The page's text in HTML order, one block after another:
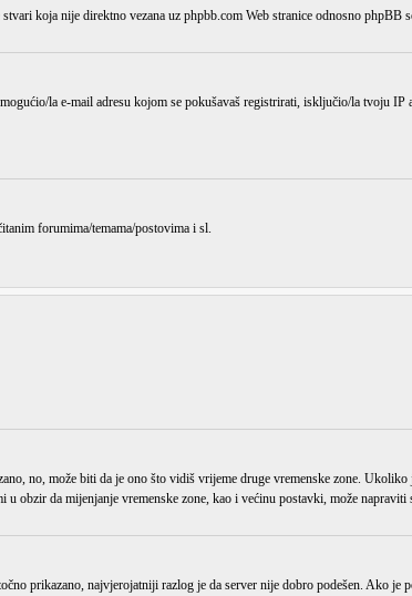
koja nije direktno vezana uz phpbb.com Web stranice odnosno phpBB
la e-mail adresu kojom se pokušavaš registrirati, isključio/la tvoju
forumima/temama/postovima i sl.
no, može biti da je ono što vidiš vrijeme druge vremenske zone. Ukoliko
obzir da mijenjanje vremenske zone, kao i većinu postavki, može
prikazano, najvjerojatniji razlog je da server nije dobro podešen. Ako